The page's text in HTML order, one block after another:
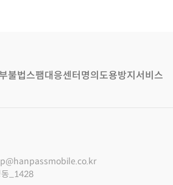
불법스팸대응센터 명의도용방지서비스
동_1428